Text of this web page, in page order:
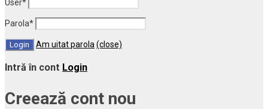
User*
Parola*
Am uitat parola (close)
Intră în cont Login
Creează cont nou